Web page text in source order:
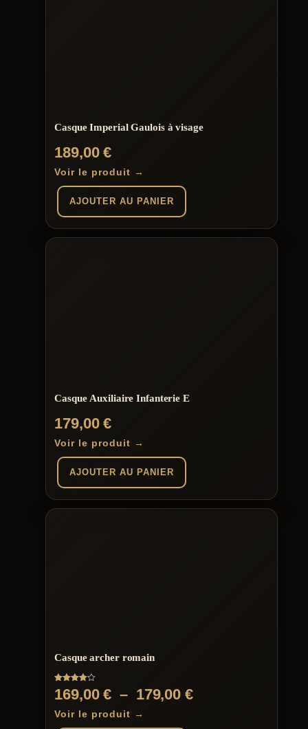
Casque Imperial Gaulois à visage
189,00€
Voir le produit →
AJOUTER AU PANIER
Casque Auxiliaire Infanterie E
179,00€
Voir le produit →
AJOUTER AU PANIER
Casque archer romain
Note
4.00
169,00€ – 179,00€Plage
Voir le produit →